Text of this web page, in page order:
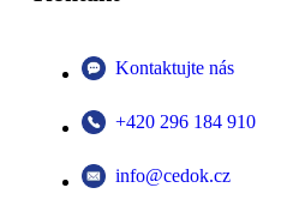
Kontaktujte nás
+420 296 184 910
info@cedok.cz